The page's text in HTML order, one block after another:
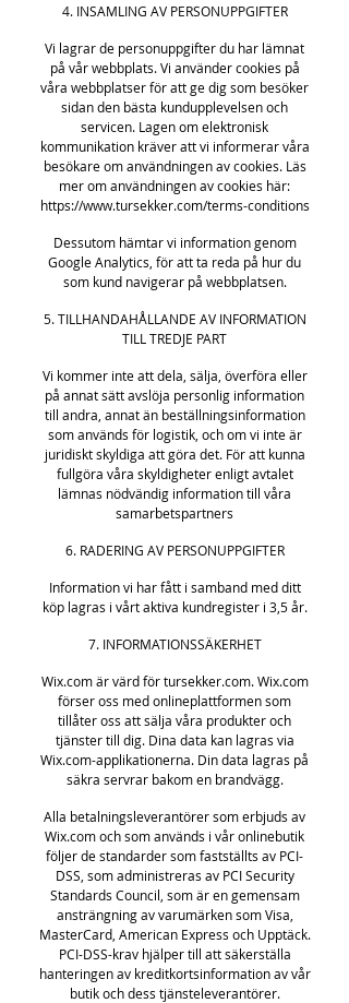
4. INSAMLING AV PERSONUPPGIFTER
Vi lagrar de personuppgifter du har lämnat
på vår webbplats. Vi använder cookies på
våra webbplatser för att ge dig som besöker
sidan den bästa kundupplevelsen och
servicen. Lagen om elektronisk
kommunikation kräver att vi informerar våra
besökare om användningen av cookies. Läs
mer om användningen av cookies här:
https://www.tursekker.com/terms-conditions
Dessutom hämtar vi information genom
Google Analytics, för att ta reda på hur du
som kund navigerar på webbplatsen.
5. TILLHANDAHÅLLANDE AV INFORMATION
TILL TREDJE PART
Vi kommer inte att dela, sälja, överföra eller
på annat sätt avslöja personlig information
till andra, annat än beställningsinformation
som används för logistik, och om vi inte är
juridiskt skyldiga att göra det. För att kunna
fullgöra våra skyldigheter enligt avtalet
lämnas nödvändig information till våra
samarbetspartners
6. RADERING AV PERSONUPPGIFTER
Information vi har fått i samband med ditt
köp lagras i vårt aktiva kundregister i 3,5 år.
7. INFORMATIONSSÄKERHET
Wix.com är värd för tursekker.com. Wix.com
förser oss med onlineplattformen som
tillåter oss att sälja våra produkter och
tjänster till dig. Dina data kan lagras via
Wix.com-applikationerna. Din data lagras på
säkra servrar bakom en brandvägg.
Alla betalningsleverantörer som erbjuds av
Wix.com och som används i vår onlinebutik
följer de standarder som fastställts av PCI-
DSS, som administreras av PCI Security
Standards Council, som är en gemensam
ansträngning av varumärken som Visa,
MasterCard, American Express och Upptäck.
PCI-DSS-krav hjälper till att säkerställa
hanteringen av kreditkortsinformation av vår
butik och dess tjänsteleverantörer.